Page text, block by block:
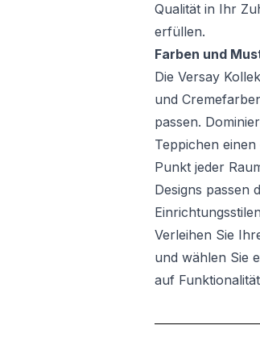
Qualität in Ihr
erfüllen.
Farben und
Die Versay
und
passen.
Teppichen
Punkt jeder
Designs passen
Verleihen Sie
und wählen Sie
auf